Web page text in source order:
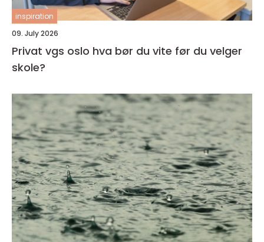
inspiration
09. July 2026
Privat vgs oslo hva bør du vite før du velger
skole?